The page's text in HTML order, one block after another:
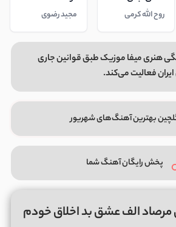
روح الله کرمی مجید رضوی
هنری میفا موزیک طبق قوانین جاری
فعالیت می‌کند.
بهترین آهنگ‌های شهریور
پخش رایگان آهنگ شما
الف عشق بد اخلاق خودم